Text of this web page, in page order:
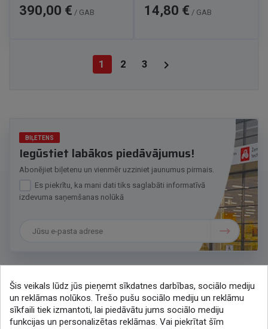
Cena
390,00 € / GAB
Cena
14,80 € / GAB
1 2 3 
BIĻETENS
Iegūstiet labākos piedāvājumus!
Abonējiet biļetenu un vienmēr uzziniet jaunumus pirmais.
Es piekrītu, ka mani dati tiks saglabāti informatīvā
izdevuma saņemšanas nolūkā
Sazināsimies
+371 286 48078
Šis veikals lūdz jūs pieņemt sīkdatnes darbības, sociālo mediju
un reklāmas nolūkos. Trešo pušu sociālo mediju un reklāmu
sīkfaili tiek izmantoti, lai piedāvātu jums sociālo mediju
funkcijas un personalizētas reklāmas. Vai piekrītat šīm